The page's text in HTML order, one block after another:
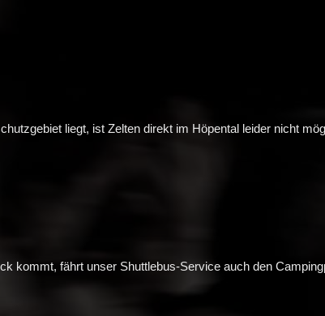
liegt, ist Zelten direkt im Höpental leider nicht
kommt, fährt unser Shuttlebus-Service auch den